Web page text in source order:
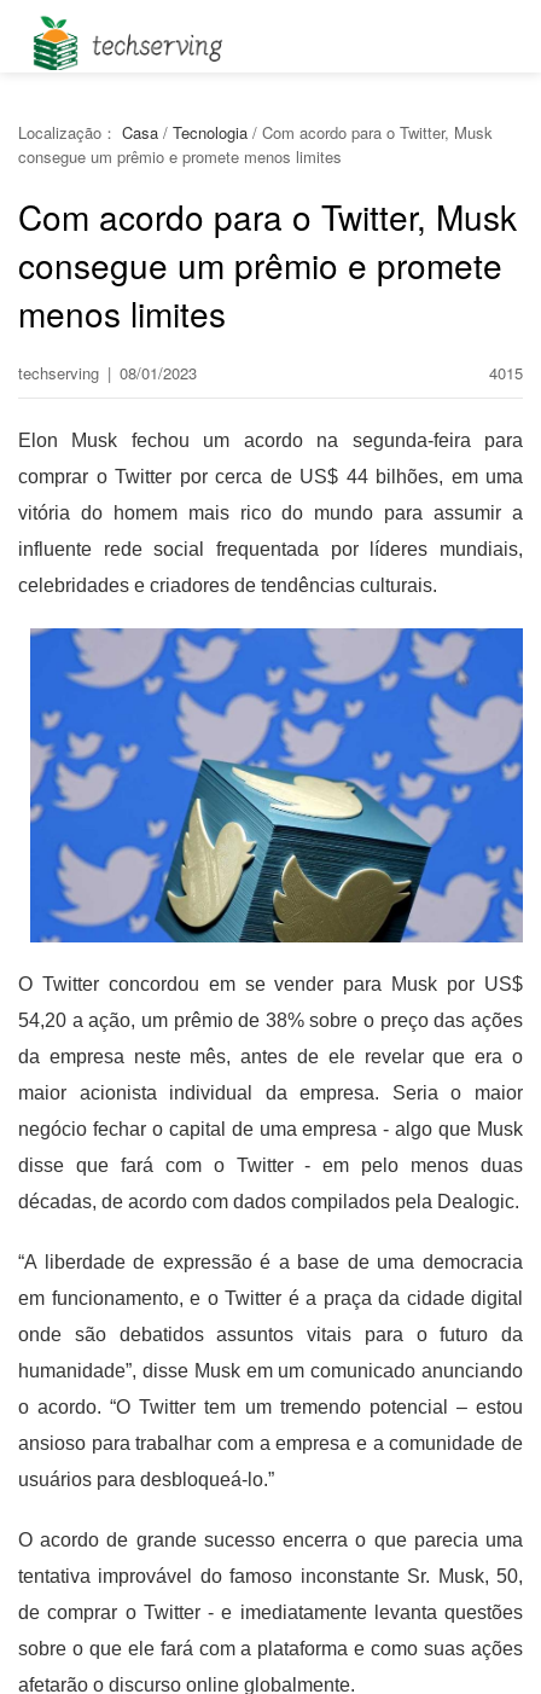
Localização： Casa / Tecnologia / Com acordo para o Twitter, Musk
consegue um prêmio e promete menos limites
Com acordo para o Twitter, Musk
consegue um prêmio e promete
menos limites
techserving | 08/01/2023 4015
Elon Musk fechou um acordo na segunda-feira para
comprar o Twitter por cerca de US$ 44 bilhões, em uma
vitória do homem mais rico do mundo para assumir a
influente rede social frequentada por líderes mundiais,
celebridades e criadores de tendências culturais.
O Twitter concordou em se vender para Musk por US$
54,20 a ação, um prêmio de 38% sobre o preço das ações
da empresa neste mês, antes de ele revelar que era o
maior acionista individual da empresa. Seria o maior
negócio fechar o capital de uma empresa - algo que Musk
disse que fará com o Twitter - em pelo menos duas
décadas, de acordo com dados compilados pela Dealogic.
“A liberdade de expressão é a base de uma democracia
em funcionamento, e o Twitter é a praça da cidade digital
onde são debatidos assuntos vitais para o futuro da
humanidade”, disse Musk em um comunicado anunciando
o acordo. “O Twitter tem um tremendo potencial – estou
ansioso para trabalhar com a empresa e a comunidade de
usuários para desbloqueá-lo.”
O acordo de grande sucesso encerra o que parecia uma
tentativa improvável do famoso inconstante Sr. Musk, 50,
de comprar o Twitter - e imediatamente levanta questões
sobre o que ele fará com a plataforma e como suas ações
afetarão o discurso online globalmente.